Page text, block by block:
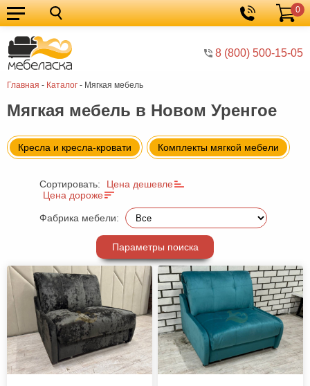
8 (800) 500-15-05
Корзина
0
Главная - Каталог - Мягкая мебель
Кухонные
гарнитуры
Мебель
для
кухни
Мебель
для
спальни
Кровати
Шкафы
Диваны
Мягкая
мебель
Детская
прихожей
Комоды
Офисная
мебель
Столы
под
Мебель
Мягкая мебель в Новом Уренгое
Кресла и кресла-кровати Комплекты мягкой мебели
Сортировать:
Цена дешевле
Цена дороже
Фабрика мебели:
Параметры поиска